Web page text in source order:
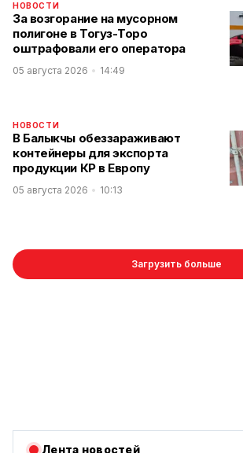
НОВОСТИ
За возгорание на мусорном
полигоне в Тогуз-Торо
оштрафовали его оператора
05 августа 2026 14:49
НОВОСТИ
В Балыкчы обеззараживают
контейнеры для экспорта
продукции КР в Европу
05 августа 2026 10:13
Загрузить больше
Лента новостей